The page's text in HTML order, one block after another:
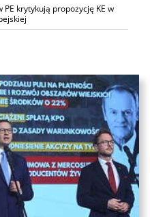
PE krytykują propozycję KE w